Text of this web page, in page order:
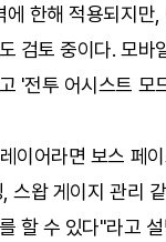
에 한해 적용되지만
검토 중이다. 모바
'전투 어시스트 모
이어라면 보스 페
스왑 게이지 관리
할 수 있다"라고